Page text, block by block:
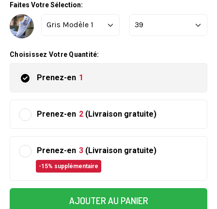
Faites Votre Sélection:
Choisissez Votre Quantité:
Prenez-en 1
Prenez-en 2 (Livraison gratuite)
Prenez-en 3 (Livraison gratuite)
-15% supplémentaire
AJOUTER AU PANIER